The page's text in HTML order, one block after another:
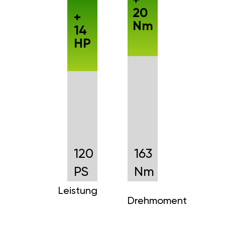
120
PS
Leistung
+
14
HP
163
Nm
Drehmoment
20
Nm